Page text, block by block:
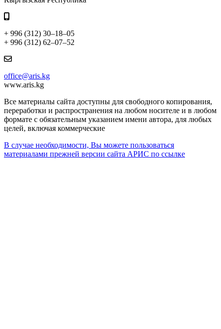
+ 996 (312) 30–18–05
+ 996 (312) 62–07–52
office@aris.kg
www.aris.kg
Все материалы сайта доступны для свободного копирования,
переработки и распространения на любом носителе и в любом
формате с обязательным указанием имени автора, для любых
целей, включая коммерческие
В случае необходимости, Вы можете пользоваться
материалами прежней версии сайта АРИС по ссылке